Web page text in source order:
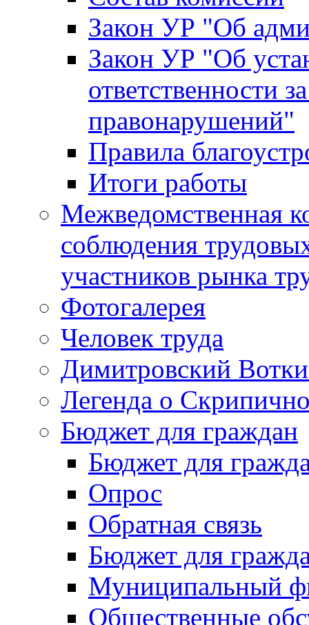
Закон УР "Об
Закон УР "Об
ответственности
правонарушений"
Правила
Итоги работы
Межведомственная
соблюдения
участников рынка
Фотогалерея
Человек труда
Димитровский
Легенда о
Бюджет для граждан
Бюджет для
Опрос
Обратная связь
Бюджет для
Муниципальный
Общественные